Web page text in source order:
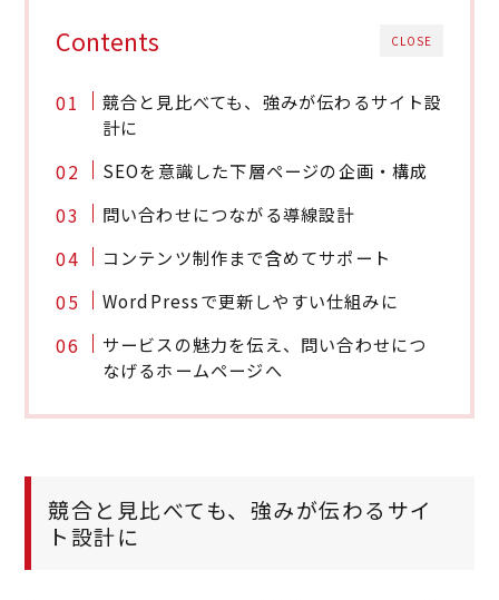
CLOSE
Contents
競合と見比べても、強みが伝わるサイト設
計に
SEOを意識した下層ページの企画・構成
問い合わせにつながる導線設計
コンテンツ制作まで含めてサポート
WordPressで更新しやすい仕組みに
サービスの魅力を伝え、問い合わせにつ
なげるホームページへ
競合と見比べても、強みが伝わるサイ
ト設計に